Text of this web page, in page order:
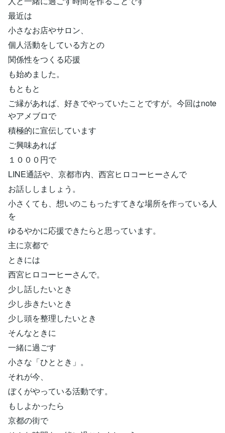
最近は
小さなお店やサロン、
個人活動をしている方との
関係性をつくる応援
も始めました。
もともと
ご縁があれば、好きでやっていたことですが。今回はnote
やアメブロで
積極的に宣伝しています
ご興味あれば
１０００円で
LINE通話や、京都市内、西宮ヒロコーヒーさんで
お話ししましょう。
小さくても、想いのこもったすてきな場所を作っている人
を
ゆるやかに応援できたらと思っています。
主に京都で
ときには
西宮ヒロコーヒーさんで。
少し話したいとき
少し歩きたいとき
少し頭を整理したいとき
そんなときに
一緒に過ごす
小さな「ひととき」。
それが今、
ぼくがやっている活動です。
もしよかったら
京都の街で